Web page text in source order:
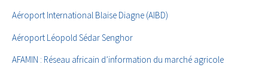
Aéroport International Blaise Diagne (AIBD)
Aéroport Léopold Sédar Senghor
AFAMIN : Réseau africain d’information du marché agricole